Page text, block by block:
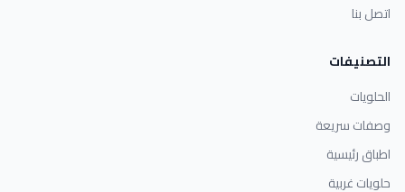
اتصل بنا
التصنيفات
الحلويات
وصفات سريعة
اطباق رئيسية
حلويات غربية